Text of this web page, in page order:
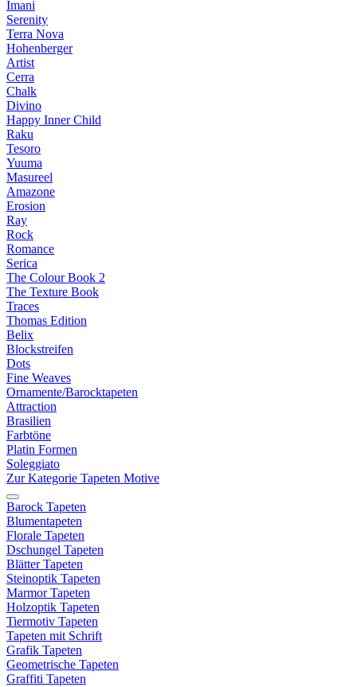
Imani
Serenity
Terra Nova
Hohenberger
Artist
Cerra
Chalk
Divino
Happy Inner Child
Raku
Tesoro
Yuuma
Masureel
Amazone
Erosion
Ray
Rock
Romance
Serica
The Colour Book 2
The Texture Book
Traces
Thomas Edition
Belix
Blockstreifen
Dots
Fine Weaves
Ornamente/Barocktapeten
Attraction
Brasilien
Farbtöne
Platin Formen
Soleggiato
Zur Kategorie Tapeten Motive
Barock Tapeten
Blumentapeten
Florale Tapeten
Dschungel Tapeten
Blätter Tapeten
Steinoptik Tapeten
Marmor Tapeten
Holzoptik Tapeten
Tiermotiv Tapeten
Tapeten mit Schrift
Grafik Tapeten
Geometrische Tapeten
Graffiti Tapeten